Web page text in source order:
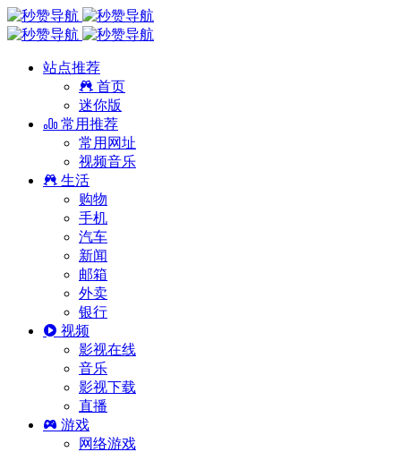
站点推荐
首页
迷你版
常用推荐
常用网址
视频音乐
生活
购物
手机
汽车
新闻
邮箱
外卖
银行
视频
影视在线
音乐
影视下载
直播
游戏
网络游戏